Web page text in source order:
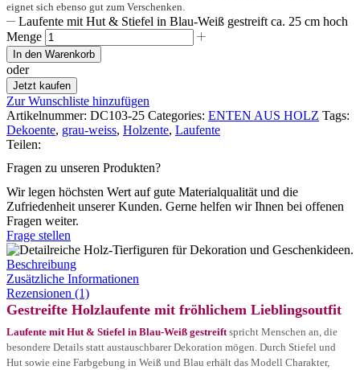
eignet sich ebenso gut zum Verschenken.
Laufente mit Hut & Stiefel in Blau-Weiß gestreift ca. 25 cm hoch
Menge
In den Warenkorb
oder
Jetzt kaufen
Zur Wunschliste hinzufügen
Artikelnummer: DC103-25 Categories: ENTEN AUS HOLZ Tags:
Dekoente, grau-weiss, Holzente, Laufente
Teilen:
Fragen zu unseren Produkten?
Wir legen höchsten Wert auf gute Materialqualität und die
Zufriedenheit unserer Kunden. Gerne helfen wir Ihnen bei offenen
Fragen weiter.
Frage stellen
Beschreibung
Zusätzliche Informationen
Rezensionen (1)
Gestreifte Holzlaufente mit fröhlichem Lieblingsoutfit
Laufente mit Hut & Stiefel in Blau-Weiß gestreift spricht Menschen an, die
besondere Details statt austauschbarer Dekoration mögen. Durch Stiefel und
Hut sowie eine Farbgebung in Weiß und Blau erhält das Modell Charakter,